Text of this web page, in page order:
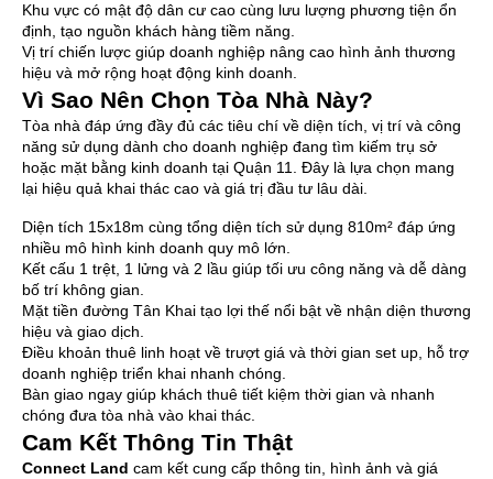
Khu vực có mật độ dân cư cao cùng lưu lượng phương tiện ổn
định, tạo nguồn khách hàng tiềm năng.
Vị trí chiến lược giúp doanh nghiệp nâng cao hình ảnh thương
hiệu và mở rộng hoạt động kinh doanh.
Vì Sao Nên Chọn Tòa Nhà Này?
Tòa nhà đáp ứng đầy đủ các tiêu chí về diện tích, vị trí và công
năng sử dụng dành cho doanh nghiệp đang tìm kiếm trụ sở
hoặc mặt bằng kinh doanh tại Quận 11. Đây là lựa chọn mang
lại hiệu quả khai thác cao và giá trị đầu tư lâu dài.
Diện tích 15x18m cùng tổng diện tích sử dụng 810m² đáp ứng
nhiều mô hình kinh doanh quy mô lớn.
Kết cấu 1 trệt, 1 lửng và 2 lầu giúp tối ưu công năng và dễ dàng
bố trí không gian.
Mặt tiền đường Tân Khai tạo lợi thế nổi bật về nhận diện thương
hiệu và giao dịch.
Điều khoản thuê linh hoạt về trượt giá và thời gian set up, hỗ trợ
doanh nghiệp triển khai nhanh chóng.
Bàn giao ngay giúp khách thuê tiết kiệm thời gian và nhanh
chóng đưa tòa nhà vào khai thác.
Cam Kết Thông Tin Thật
Connect Land cam kết cung cấp thông tin, hình ảnh và giá